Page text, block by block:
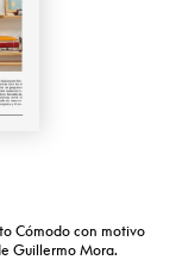
Cómodo con motivo
Guillermo Mora.